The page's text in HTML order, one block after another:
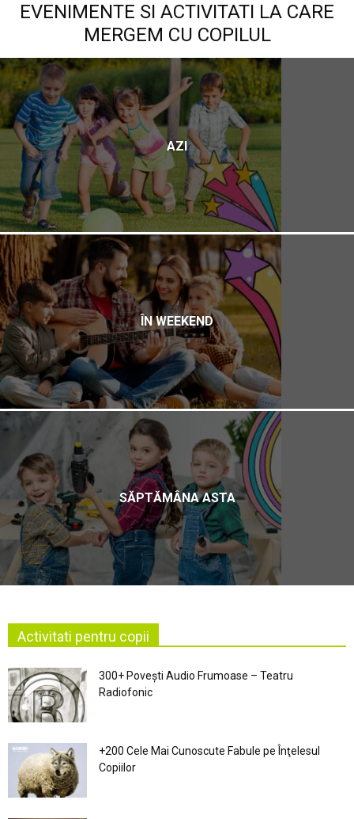
EVENIMENTE SI ACTIVITATI LA CARE
MERGEM CU COPILUL
AZI
ÎN WEEKEND
SĂPTĂMÂNA ASTA
Activitati pentru copii
300+ Povești Audio Frumoase – Teatru
Radiofonic
+200 Cele Mai Cunoscute Fabule pe Înţelesul
Copiilor